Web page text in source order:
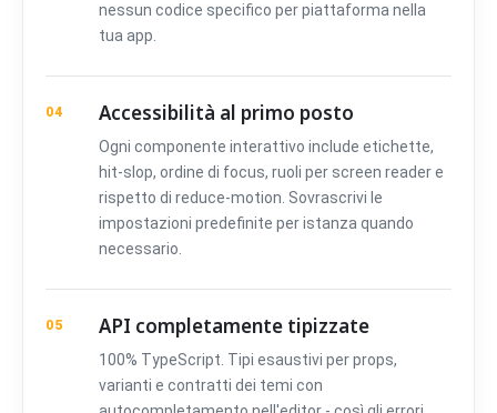
nessun codice specifico per piattaforma nella
tua app.
04 Accessibilità al primo posto
Ogni componente interattivo include etichette,
hit-slop, ordine di focus, ruoli per screen reader e
rispetto di reduce-motion. Sovrascrivi le
impostazioni predefinite per istanza quando
necessario.
05 API completamente tipizzate
100% TypeScript. Tipi esaustivi per props,
varianti e contratti dei temi con